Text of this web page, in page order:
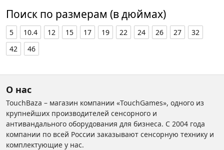
Поиск по размерам (в дюймах)
5 10.4 12 15 17 19 22 24 26 27
32
42
46
О нас
TouchBaza – магазин компании «TouchGames», одного из
крупнейших производителей сенсорного и
антивандального оборудования для бизнеса. С 2004 года
компании по всей России заказывают сенсорную технику и
комплектующие у нас.